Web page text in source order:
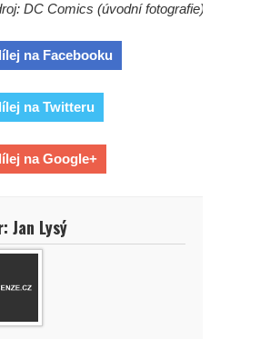
DC Comics (úvodní fotografie)
na Facebooku
na Twitteru
na Google+
Jan Lysý